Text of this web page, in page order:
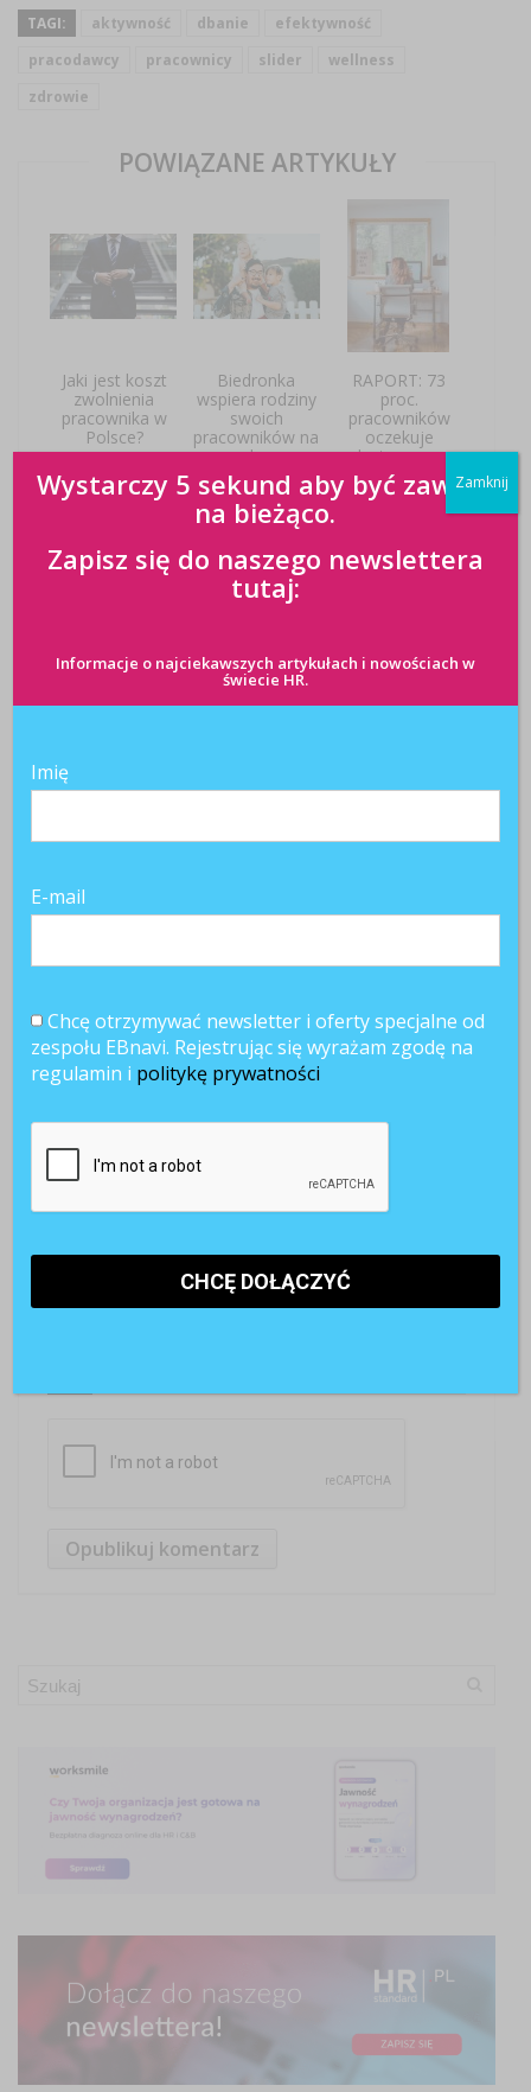
TAGI: aktywność dbanie
efektywność
pracodawcy
pracownicy slider
wellness
zdrowie
POWIĄZANE ARTYKUŁY
Jaki jest koszt
zwolnienia
pracownika w
Polsce?
Biedronka
wspiera rodziny
swoich
pracowników na
plus
RAPORT: 73
proc.
pracowników
oczekuje
elastycznego
modelu pracy.
przełomowych
sektora usług
biznesowych
Nie kontrola, a
zaufanie – czyli
koronawirusem
Z przyjemnością poznamy Twoją opinię
SKOMENTUJ
Wystarczy 5 sekund aby być zawsze
na bieżąco.
Zapisz się do naszego newslettera
tutaj:
Informacje o najciekawszych artykułach i nowościach w
świecie HR.
Imię
E-mail
Chcę otrzymywać newsletter i oferty specjalne od
zespołu EBnavi. Rejestrując się wyrażam zgodę na
regulamin i politykę prywatności
Zamknij